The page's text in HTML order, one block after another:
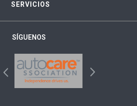
SERVICIOS
SÍGUENOS